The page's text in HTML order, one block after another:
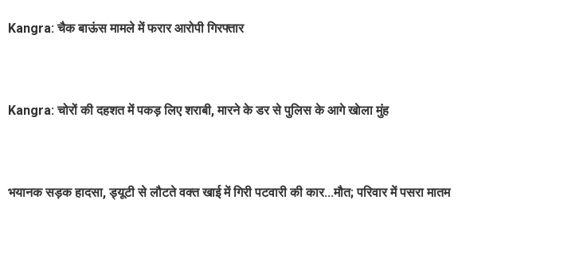
Kangra: चैक बाऊंस मामले में फरार आरोपी गिरफ्तार
Kangra: चोरों की दहशत में पकड़ लिए शराबी, मारने के डर से पुलिस के आगे खाेला मुंह
भयानक सड़क हादसा, ड्यूटी से लौटते वक्त खाई में गिरी पटवारी की कार...मौत; परिवार में पसरा मातम